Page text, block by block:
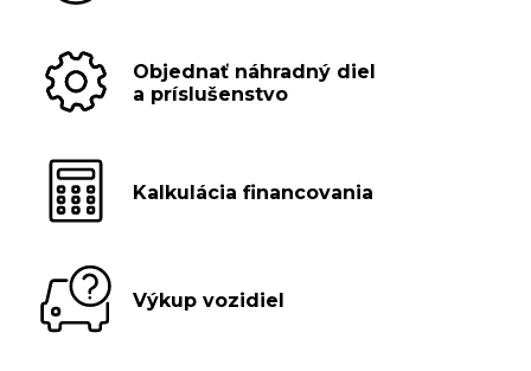
Objednať náhradný diel
a príslušenstvo
Kalkulácia financovania
Výkup vozidiel